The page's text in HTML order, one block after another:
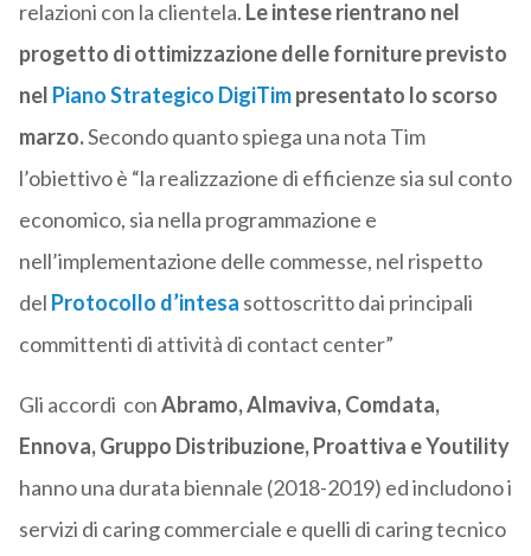
relazioni con la clientela. Le intese rientrano nel
progetto di ottimizzazione delle forniture previsto
nel Piano Strategico DigiTimpresentato lo scorso
marzo.Secondo quanto spiega una nota Tim
l’obiettivo è “la realizzazione di efficienze sia sul conto
economico, sia nella programmazione e
nell’implementazione delle commesse, nel rispetto
del Protocollo d’intesa sottoscritto dai principali
committenti di attività di contact center”
Gli accordi conAbramo, Almaviva, Comdata,
Ennova, Gruppo Distribuzione, Proattiva e Youtility
hanno una durata biennale (2018-2019) ed includono i
servizi di caring commerciale e quelli di caring tecnico